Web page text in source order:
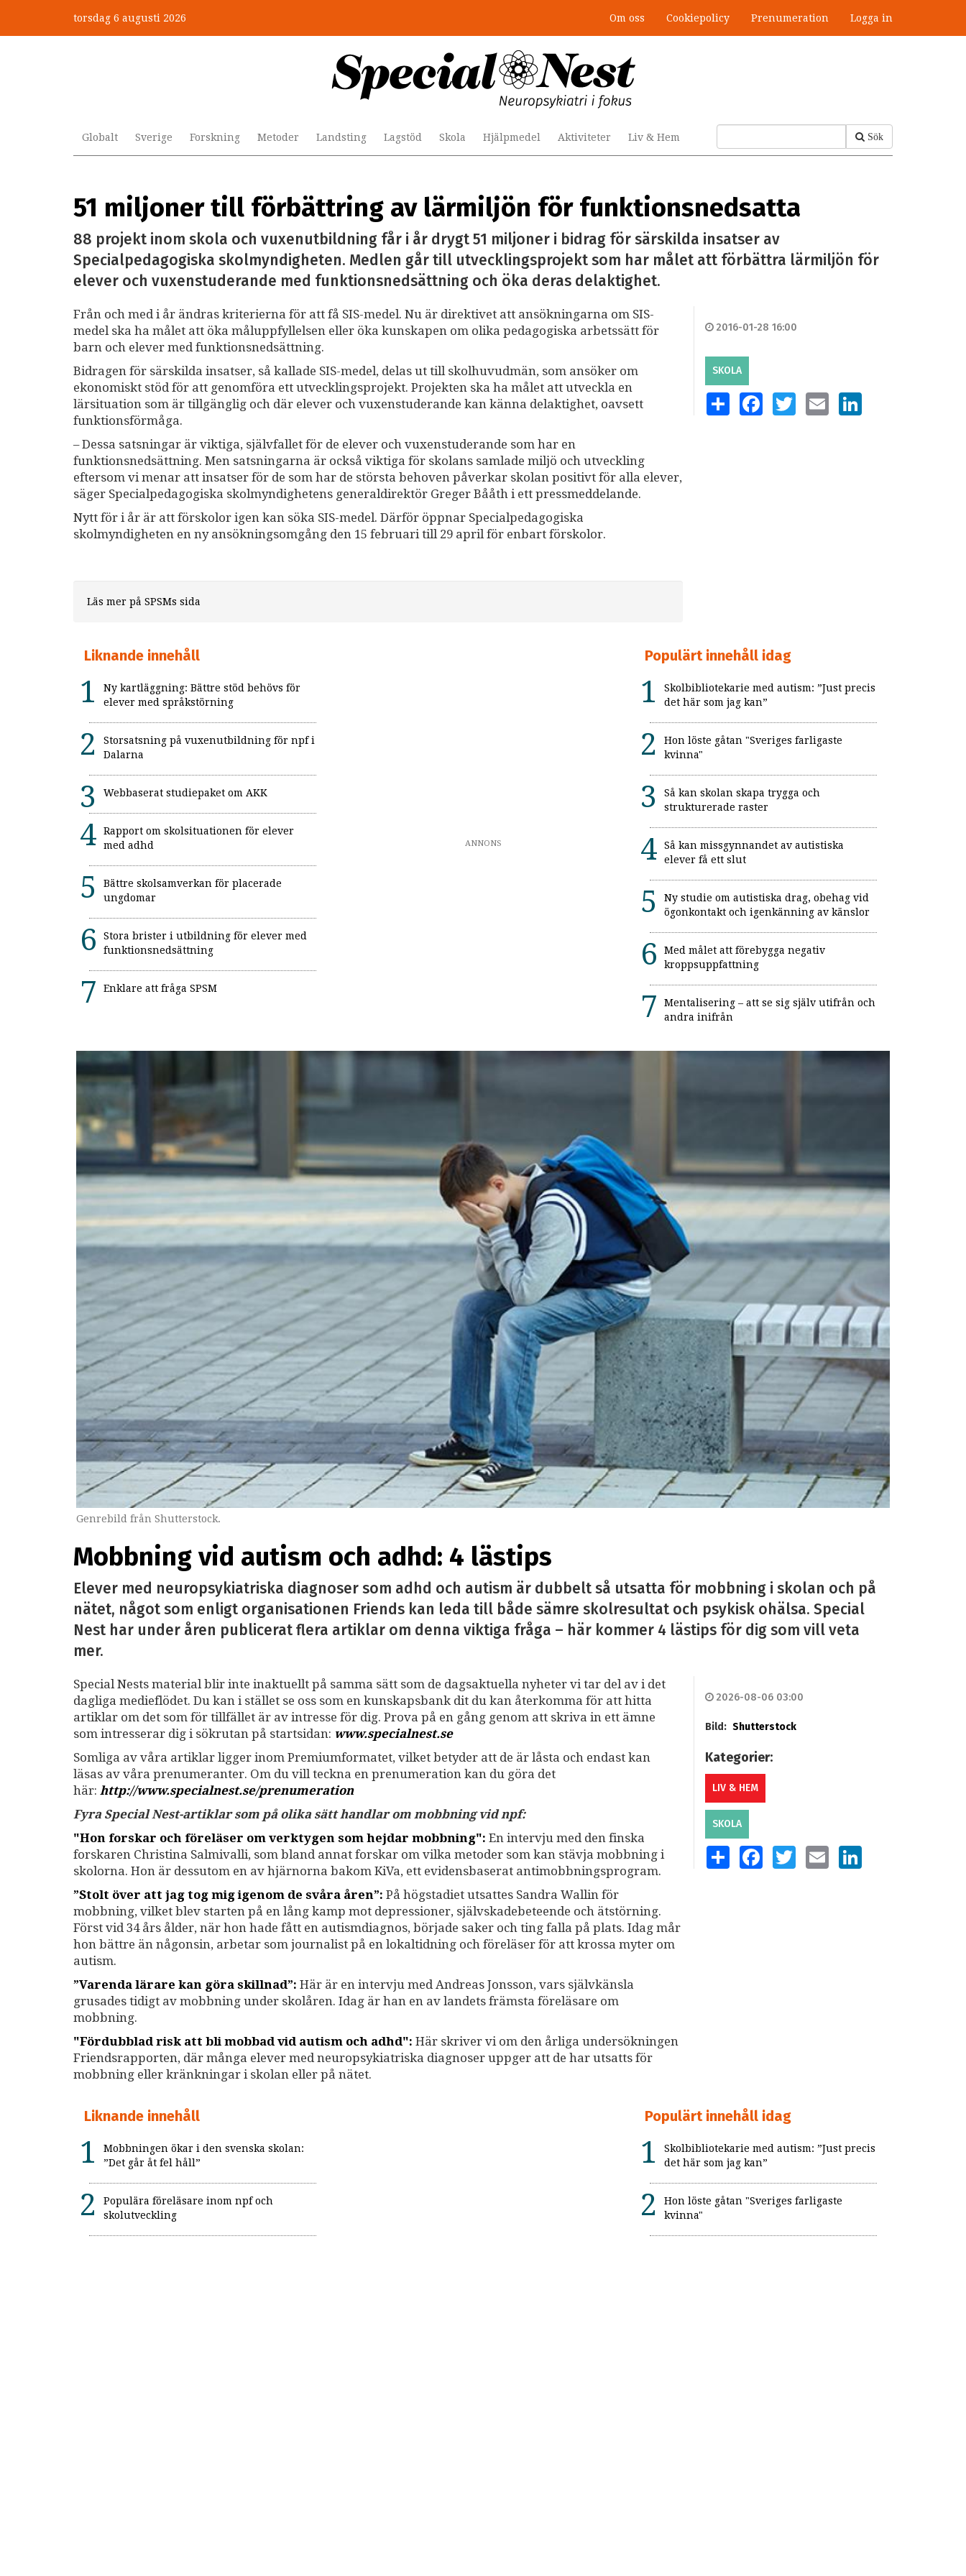
huvudinnehåll
torsdag 6 augusti 2026 Om oss Cookiepolicy Prenumeration Logga in
Sök
Globalt Sverige Forskning Metoder Landsting Lagstöd Skola Hjälpmedel Aktiviteter Liv & Hem
51 miljoner till förbättring av lärmiljön för funktionsnedsatta
88 projekt inom skola och vuxenutbildning får i år drygt 51 miljoner i bidrag för särskilda insatser av
Specialpedagogiska skolmyndigheten. Medlen går till utvecklingsprojekt som har målet att förbättra lärmiljön för
elever och vuxenstuderande med funktionsnedsättning och öka deras delaktighet.
Från och med i år ändras kriterierna för att få SIS-medel. Nu är direktivet att ansökningarna om SIS-
medel ska ha målet att öka måluppfyllelsen eller öka kunskapen om olika pedagogiska arbetssätt för
barn och elever med funktionsnedsättning.
Bidragen för särskilda insatser, så kallade SIS-medel, delas ut till skolhuvudmän, som ansöker om
ekonomiskt stöd för att genomföra ett utvecklingsprojekt. Projekten ska ha målet att utveckla en
lärsituation som är tillgänglig och där elever och vuxenstuderande kan känna delaktighet, oavsett
funktionsförmåga.
– Dessa satsningar är viktiga, självfallet för de elever och vuxenstuderande som har en
funktionsnedsättning. Men satsningarna är också viktiga för skolans samlade miljö och utveckling
eftersom vi menar att insatser för de som har de största behoven påverkar skolan positivt för alla elever,
säger Specialpedagogiska skolmyndighetens generaldirektör Greger Bååth i ett pressmeddelande.
Nytt för i år är att förskolor igen kan söka SIS-medel. Därför öppnar Specialpedagogiska
skolmyndigheten en ny ansökningsomgång den 15 februari till 29 april för enbart förskolor.
Läs mer på SPSMs sida
2016-01-28 16:00
SKOLA
SHARE FACEBOOKTWITTEREMAIL LINKEDIN
Liknande innehåll
Ny kartläggning: Bättre stöd behövs för
elever med språkstörning
Storsatsning på vuxenutbildning för npf i
Dalarna
Webbaserat studiepaket om AKK
Rapport om skolsituationen för elever
med adhd
Bättre skolsamverkan för placerade
ungdomar
Stora brister i utbildning för elever med
funktionsnedsättning
Enklare att fråga SPSM
ANNONS
Populärt innehåll idag
Skolbibliotekarie med autism: ”Just precis
det här som jag kan”
Hon löste gåtan "Sveriges farligaste
kvinna"
Så kan skolan skapa trygga och
strukturerade raster
Så kan missgynnandet av autistiska
elever få ett slut
Ny studie om autistiska drag, obehag vid
ögonkontakt och igenkänning av känslor
Med målet att förebygga negativ
kroppsuppfattning
Mentalisering – att se sig själv utifrån och
andra inifrån
Mobbning vid autism och adhd: 4 lästips
Genrebild från Shutterstock.
Mobbning vid autism och adhd: 4 lästips
Elever med neuropsykiatriska diagnoser som adhd och autism är dubbelt så utsatta för mobbning i skolan och på
nätet, något som enligt organisationen Friends kan leda till både sämre skolresultat och psykisk ohälsa. Special
Nest har under åren publicerat flera artiklar om denna viktiga fråga – här kommer 4 lästips för dig som vill veta
mer.
Special Nests material blir inte inaktuellt på samma sätt som de dagsaktuella nyheter vi tar del av i det
dagliga medieflödet. Du kan i stället se oss som en kunskapsbank dit du kan återkomma för att hitta
artiklar om det som för tillfället är av intresse för dig. Prova på en gång genom att skriva in ett ämne
som intresserar dig i sökrutan på startsidan: www.specialnest.se
Somliga av våra artiklar ligger inom Premiumformatet, vilket betyder att de är låsta och endast kan
läsas av våra prenumeranter. Om du vill teckna en prenumeration kan du göra det
här: http://www.specialnest.se/prenumeration
Fyra Special Nest-artiklar som på olika sätt handlar om mobbning vid npf:
"Hon forskar och föreläser om verktygen som hejdar mobbning": En intervju med den finska
forskaren Christina Salmivalli, som bland annat forskar om vilka metoder som kan stävja mobbning i
skolorna. Hon är dessutom en av hjärnorna bakom KiVa, ett evidensbaserat antimobbningsprogram.
”Stolt över att jag tog mig igenom de svåra åren”: På högstadiet utsattes Sandra Wallin för
mobbning, vilket blev starten på en lång kamp mot depressioner, självskadebeteende och ätstörning.
Först vid 34 års ålder, när hon hade fått en autismdiagnos, började saker och ting falla på plats. Idag mår
hon bättre än någonsin, arbetar som journalist på en lokaltidning och föreläser för att krossa myter om
autism.
”Varenda lärare kan göra skillnad”: Här är en intervju med Andreas Jonsson, vars självkänsla
grusades tidigt av mobbning under skolåren. Idag är han en av landets främsta föreläsare om
mobbning.
"Fördubblad risk att bli mobbad vid autism och adhd": Här skriver vi om den årliga undersökningen
Friendsrapporten, där många elever med neuropsykiatriska diagnoser uppger att de har utsatts för
mobbning eller kränkningar i skolan eller på nätet.
2026-08-06 03:00
Bild: Shutterstock
Kategorier:
LIV & HEM
SKOLA
SHARE FACEBOOKTWITTEREMAIL LINKEDIN
Liknande innehåll
Mobbningen ökar i den svenska skolan:
”Det går åt fel håll”
Populära föreläsare inom npf och
skolutveckling
Populärt innehåll idag
Skolbibliotekarie med autism: ”Just precis
det här som jag kan”
Hon löste gåtan "Sveriges farligaste
kvinna"